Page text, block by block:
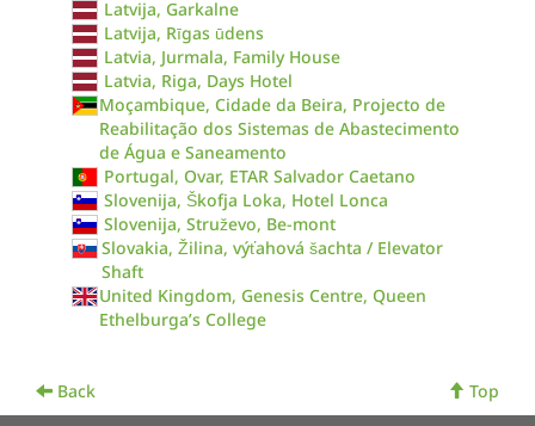
Latvija, Garkalne
Latvija, Rīgas ūdens
Latvia, Jurmala, Family House
Latvia, Riga, Days Hotel
Moçambique, Cidade da Beira, Projecto de
Reabilitação dos Sistemas de Abastecimento
de Água e Saneamento
Portugal, Ovar, ETAR Salvador Caetano
Slovenija, Škofja Loka, Hotel Lonca
Slovenija, Struževo, Be-mont
Slovakia, Žilina, výťahová šachta / Elevator
Shaft
United Kingdom, Genesis Centre, Queen
Ethelburga’s College
Back Top